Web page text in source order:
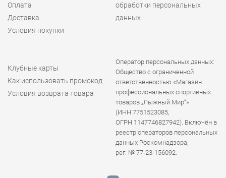
Оплата
Доставка
Условия покупки
обработки персональных
данных
Клубные карты
Как использовать промокод
Условия возврата товара
Оператор персональных данных:
Общество с ограниченной
ответственностью «Магазин
профессиональных спортивных
товаров „Лыжный Мир“»
(ИНН 7751523085,
ОГРН 1147746827942). Включён в
реестр операторов персональных
данных Роскомнадзора,
рег. № 77-23-156092.